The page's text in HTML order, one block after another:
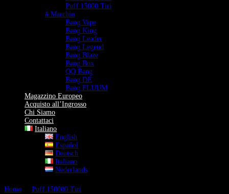
Puff 15000 Tiri
# Marchio
Bang Vape
Bang King
Bang Leader
Bang Legend
Bang Blaze
Bang Box
QQ Bang
Bang DE
Bang FLUUM
Magazzino Europeo
Acquisto all’Ingrosso
Chi Siamo
Contattaci
Italiano
English
Español
Deutsch
Italiano
Nederlands
Home Puff 150000 Tiri